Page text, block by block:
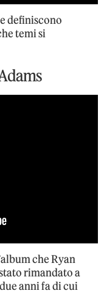
definiscono
temi si
che Ryan
rimandato a
anni fa di cui